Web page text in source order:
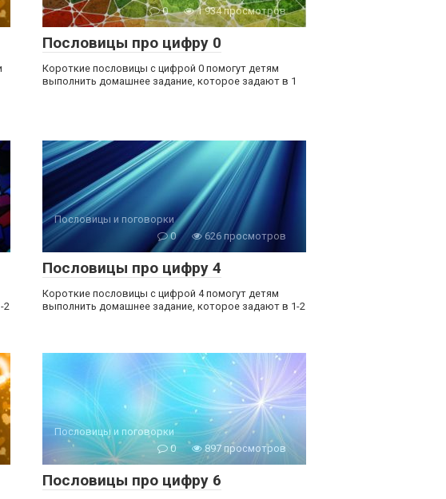
0
1 934 просмотров
Пословицы про цифру 0
Короткие пословицы с цифрой 0 помогут детям
выполнить домашнее задание, которое задают в 1
2
Пословицы и поговорки
0
626 просмотров
Пословицы про цифру 4
Короткие пословицы с цифрой 4 помогут детям
выполнить домашнее задание, которое задают в 1-2
Пословицы и поговорки
0
897 просмотров
Пословицы про цифру 6